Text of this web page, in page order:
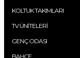
KOLTUK TAKIMLARI
TV ÜNİTELERİ
GENÇ ODASI
BAHÇE